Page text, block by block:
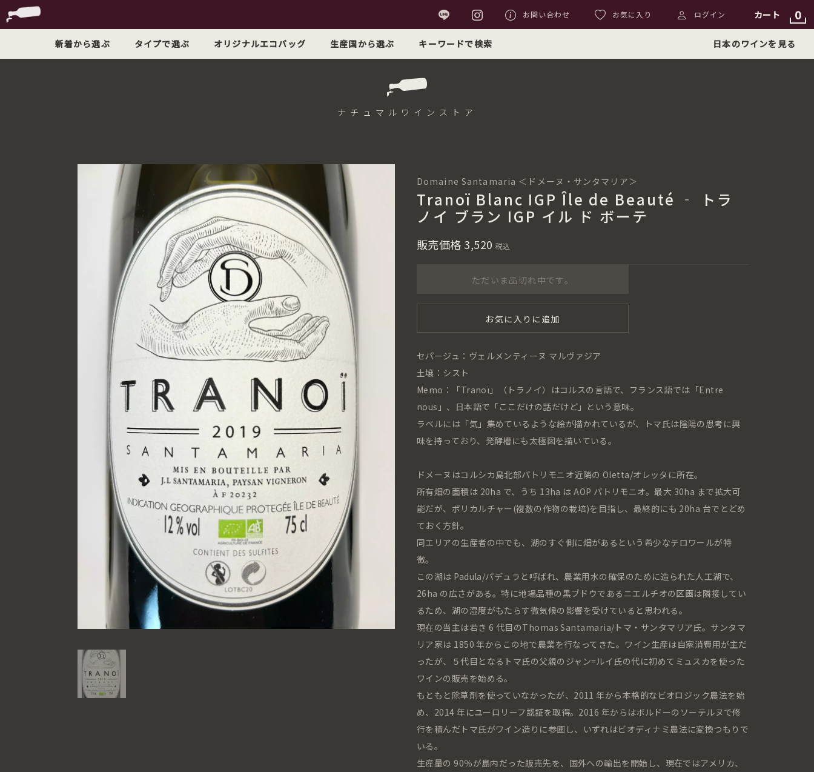
お問い合わせ お気に入り ログイン カート 0
新着から選ぶ タイプで選ぶ オリジナルエコバッグ 生産国から選ぶ キーワードで検索 日本のワインを見る
ナチュマル ワインストア
Domaine Santamaria ＜ドメーヌ・サンタマリア＞
Tranoï Blanc IGP Île de Beauté ‐ トラ
ノイ ブラン IGP イル ド ボーテ
販売価格 3,520 税込
ただいま品切れ中です。
お気に入りに追加
セパージュ：ヴェルメンティーヌ マルヴァジア
土壌：シスト
Memo：「Tranoï」（トラノイ）はコルスの言語で、フランス語では「Entre
nous」、日本語で「ここだけの話だけど」という意味。
ラベルには「気」集めているような絵が描かれているが、トマ氏は陰陽の思考に興
味を持っており、発酵槽にも太極図を描いている。
ドメーヌはコルシカ島北部パトリモニオ近隣の Oletta/オレッタに所在。
所有畑の面積は 20ha で、うち 13ha は AOP パトリモニオ。最大 30ha まで拡大可
能だが、ポリカルチャー(複数の作物の栽培)を目指し、最終的にも 20ha 台でとどめ
ておく方針。
同エリアの生産者の中でも、湖のすぐ側に畑があるという希少なテロワールが特
徴。
この湖は Padula/パデュラと呼ばれ、農業用水の確保のために造られた人工湖で、
26ha の広さがある。特に地場品種の黒ブドウであるニエルチオの区画は隣接してい
るため、湖の湿度がもたらす微気候の影響を受けていると思われる。
現在の当主は若き 6 代目のThomas Santamaria/トマ・サンタマリア氏。サンタマ
リア家は 1850 年からこの地で農業を行なってきた。ワイン生産は自家消費用が主だ
ったが、５代目となるトマ氏の父親のジャン=ルイ氏の代に初めてミュスカを使った
ワインの販売を始める。
もともと除草剤を使っていなかったが、2011 年から本格的なビオロジック農法を始
め、2014 年にユーロリーフ認証を取得。2016 年からはボルドーのソーテルヌで修
行を積んだトマ氏がワイン造りに参画し、いずれはビオディナミ農法に変換つもりで
いる。
生産量の 90％が島内だった販売先を、国外への輸出を開始し、現在ではアメリカ、